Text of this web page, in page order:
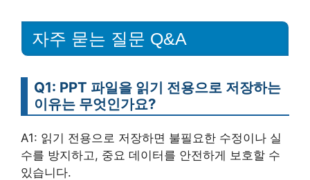
자주 묻는 질문 Q&A
Q1: PPT 파일을 읽기 전용으로 저장하는
이유는 무엇인가요?
A1: 읽기 전용으로 저장하면 불필요한 수정이나 실
수를 방지하고, 중요 데이터를 안전하게 보호할 수
있습니다.